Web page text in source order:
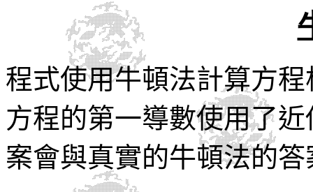
程式使用牛頓法計算方
方程的第一導數使用了
案會與真實的牛頓法的